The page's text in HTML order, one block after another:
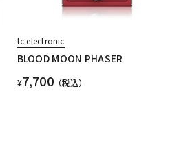
tc electronic
BLOOD MOON PHASER
¥7,700（税込）